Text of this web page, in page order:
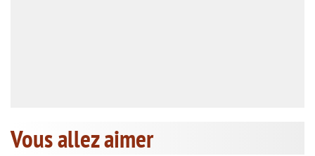
Vous allez aimer